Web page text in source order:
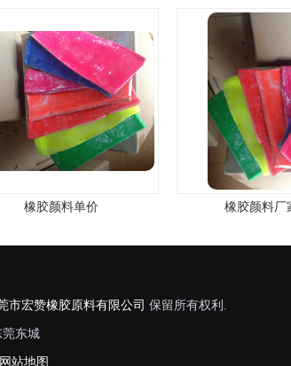
橡胶颜料单价 橡胶颜料厂
市宏赞橡胶原料有限公司 保留所有权利.
东城
网站地图